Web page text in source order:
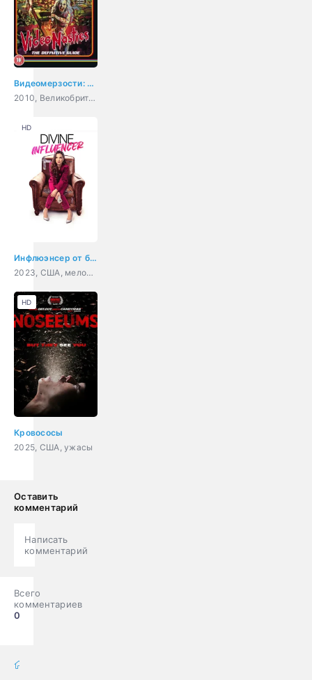
Видеомерзости: Моральная паника, цензура и видеозапись
2010, Великобритания, документальный
Инфлюэнсер от бога
2023, США, мелодрама
HD
Кровососы
2025, США, ужасы
HD
Оставить
комментарий
Написать
комментарий
Всего
комментариев
0